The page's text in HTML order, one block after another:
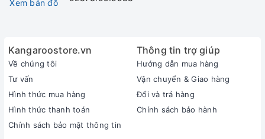
Xem bản đồ
Kangaroostore.vn
Về chúng tôi
Tư vấn
Hình thức mua hàng
Hình thức thanh toán
Chính sách bảo mật thông tin
Thông tin trợ giúp
Hướng dẫn mua hàng
Vận chuyển & Giao hàng
Đổi và trả hàng
Chính sách bảo hành